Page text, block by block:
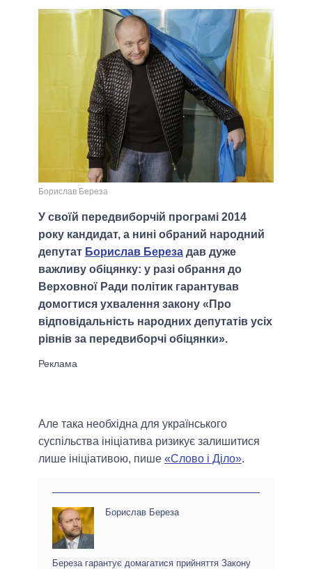
Борислав Береза
У своїй передвиборчій програмі 2014
року кандидат, а нині обраний народний
депутат Борислав Береза дав дуже
важливу обіцянку: у разі обрання до
Верховної Ради політик гарантував
домогтися ухвалення закону «Про
відповідальність народних депутатів усіх
рівнів за передвиборчі обіцянки».
Але така необхідна для українського
суспільства ініціатива ризикує залишитися
лише ініціативою, пише «Слово і Діло».
Борислав Береза
Береза гарантує домагатися прийняття Закону